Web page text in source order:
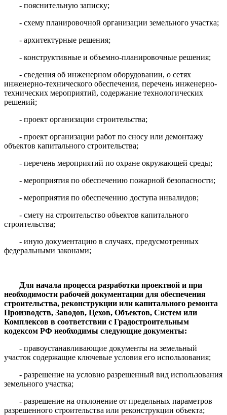
- пояснительную записку;
- схему планировочной организации земельного участка;
- архитектурные решения;
- конструктивные и объемно-планировочные решения;
- сведения об инженерном оборудовании, о сетях
инженерно-технического обеспечения, перечень инженерно-
технических мероприятий, содержание технологических
решений;
- проект организации строительства;
- проект организации работ по сносу или демонтажу
объектов капитального строительства;
- перечень мероприятий по охране окружающей среды;
- мероприятия по обеспечению пожарной безопасности;
- мероприятия по обеспечению доступа инвалидов;
- смету на строительство объектов капитального
строительства;
- иную документацию в случаях, предусмотренных
федеральными законами;
Для начала процесса разработки проектной и при
необходимости рабочей документации для обеспечения
строительства, реконструкции или капитального ремонта
Производств, Заводов, Цехов, Объектов, Систем или
Комплексов в соответствии с Градостроительным
кодексом РФ необходимы следующие документы:
- правоустанавливающие документы на земельный
участок содержащие ключевые условия его использования;
- разрешение на условно разрешенный вид использования
земельного участка;
- разрешение на отклонение от предельных параметров
разрешенного строительства или реконструкции объекта;